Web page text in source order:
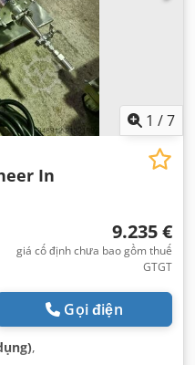
1 /7
In
9.235 €
giá cố định chưa bao gồm thuế
GTGT
Gọi điện
,